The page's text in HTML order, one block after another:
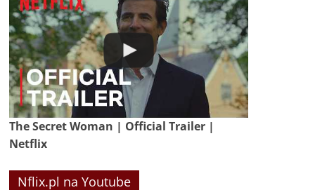
The Secret Woman | Official Trailer |
Netflix
Nflix.pl na Youtube